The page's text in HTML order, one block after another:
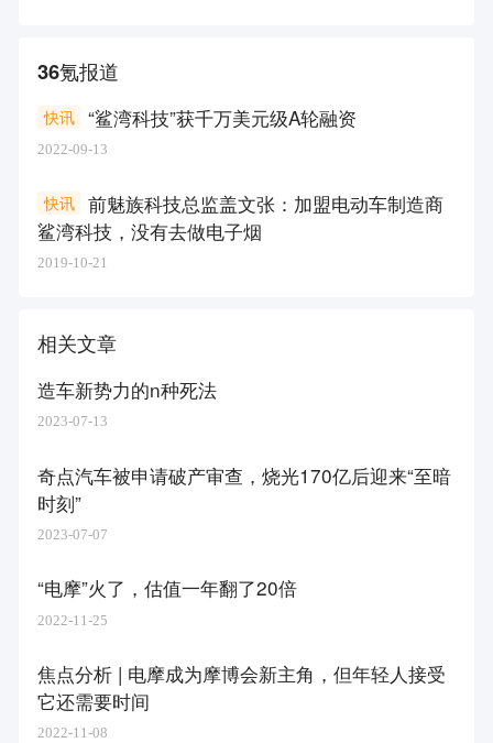
36氪报道
“鲨湾科技”获千万美元级A轮融资
快讯
2022-09-13
前魅族科技总监盖文张：加盟电动车制造商
鲨湾科技，没有去做电子烟
快讯
2019-10-21
相关文章
造车新势力的n种死法
2023-07-13
奇点汽车被申请破产审查，烧光170亿后迎来“至暗
时刻”
2023-07-07
“电摩”火了，估值一年翻了20倍
2022-11-25
焦点分析 | 电摩成为摩博会新主角，但年轻人接受
它还需要时间
2022-11-08